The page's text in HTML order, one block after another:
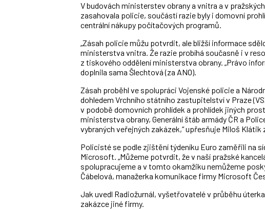
V budovách ministerstev obrany a vnitra a v
zasahovala policie, součástí razie byly i domovní
centrální nákupy počítačových programů.
„Zásah policie můžu potvrdit, ale bližší informace
ministerstva vnitra. Že razie probíhá současně i v
z tiskového oddělení ministerstva obrany. „Právo
doplnila sama Šlechtová (za ANO).
Zásah proběhl ve spolupráci Vojenské policie a
dohledem Vrchního státního zastupitelství v Praze
v podobě domovních prohlídek a prohlídek jiných
ministerstva obrany, Generální štáb armády ČR a
vybraných veřejných zakázek,“ upřesňuje Miloš Klátik
Policisté se podle zjištění týdeníku Euro zaměřili na
Microsoft. „Můžeme potvrdit, že v naší pražské
spolupracujeme a v tomto okamžiku nemůžeme
Čábelová, manažerka komunikace firmy Microsoft
Jak uvedl Radiožurnál, vyšetřovatelé v průběhu
zakázce jiné firmy.